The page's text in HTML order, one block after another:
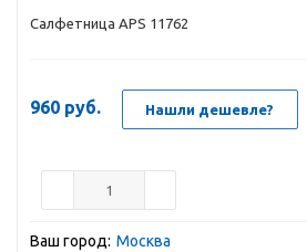
Салфетница APS 11762
960 руб. Нашли дешевле?
Ваш город: Москва